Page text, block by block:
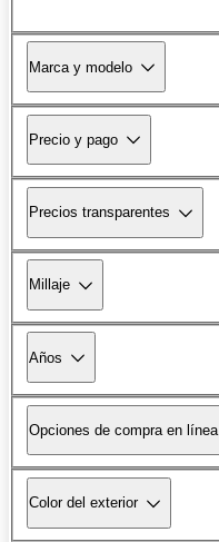
Marca y modelo
Precio y pago
Precios transparentes
Millaje
Años
Opciones de compra en línea
Color del exterior